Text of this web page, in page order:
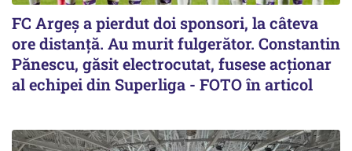
FC Argeș a pierdut doi sponsori, la câteva
ore distanță. Au murit fulgerător. Constantin
Pănescu, găsit electrocutat, fusese acționar
al echipei din Superliga - FOTO în articol